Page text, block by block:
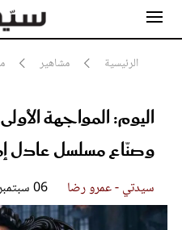
الرئيسية مشاهير
اليوم: المواجهة
وصنّاع مسلسل عادل
سيدتي - عمرو رضا 06 سبتمبر 2018
مشاهير
أناقة
جمال
سيدتي وطفلك
لايف ستايل
بلس+